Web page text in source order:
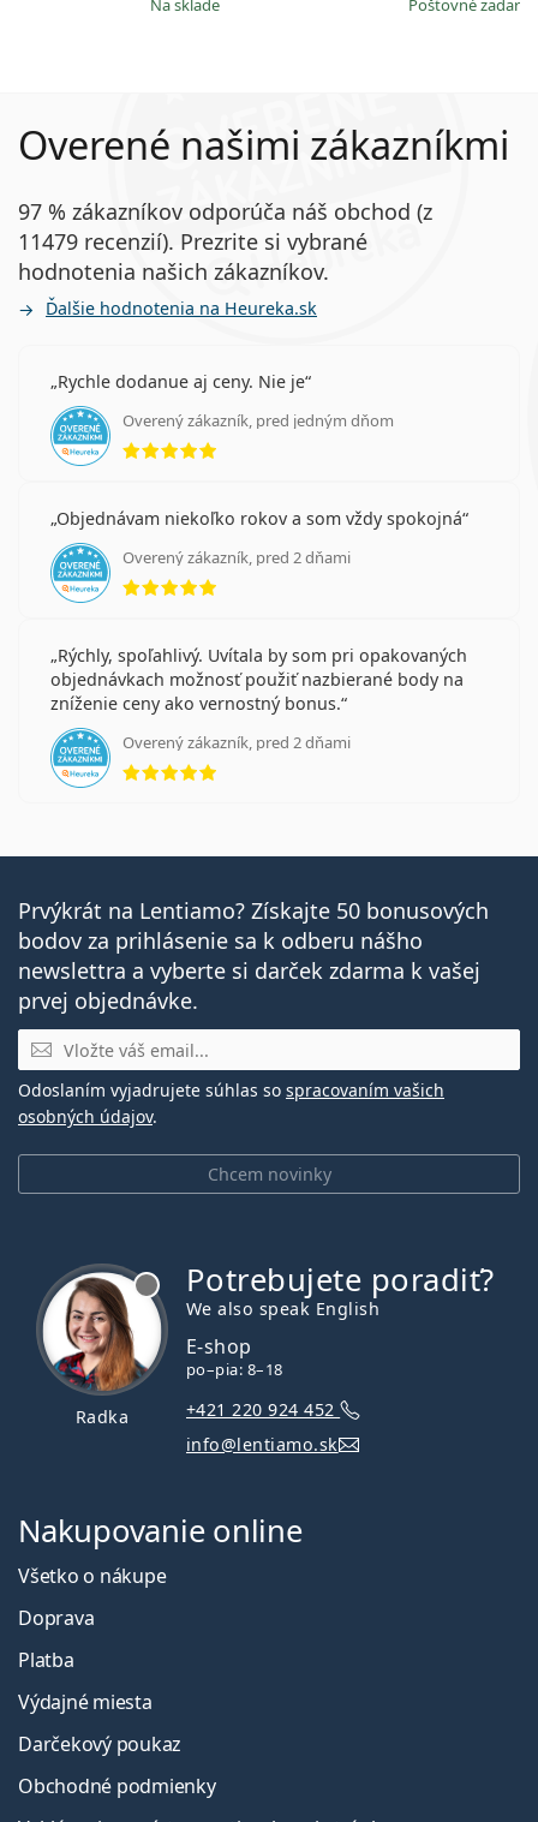
na sklade Poštovné
Overené našimi zákazníkmi
97 % zákazníkov odporúča náš obchod (z
11479 recenzií). Prezrite si vybrané
hodnotenia našich zákazníkov.
Ďalšie hodnotenia na Heureka.sk
Rychle dodanue aj ceny. Nie je
Overený zákazník, pred jedným dňom
hodnotenie 5 z 5
Objednávam niekoľko rokov a som vždy spokojná
Overený zákazník, pred 2 dňami
hodnotenie 5 z 5
Rýchly, spoľahlivý. Uvítala by som pri opakovaných
objednávkach možnosť použiť nazbierané body na
zníženie ceny ako vernostný bonus.
Overený zákazník, pred 2 dňami
hodnotenie 5 z 5
Prvýkrát na Lentiamo? Získajte 50 bonusových
bodov za prihlásenie sa k odberu nášho
newslettra a vyberte si darček zdarma k vašej
prvej objednávke.
E-mail
Chcem novinky
Odoslaním vyjadrujete súhlas so spracovaním vašich
osobných údajov.
Radka
Potrebujete poradiť?
We also speak English
E-shop
po–pia: 8–18
+421 220 924 452
info@lentiamo.sk
Nakupovanie online
Všetko o nákupe
Doprava
Platba
Výdajné miesta
Darčekový poukaz
Obchodné podmienky